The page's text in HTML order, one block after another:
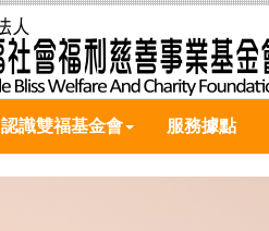
認識雙福基金會 服務據點